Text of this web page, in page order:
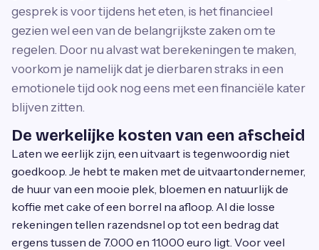
gesprek is voor tijdens het eten, is het financieel
gezien wel een van de belangrijkste zaken om te
regelen. Door nu alvast wat berekeningen te maken,
voorkom je namelijk dat je dierbaren straks in een
emotionele tijd ook nog eens met een financiële kater
blijven zitten.
De werkelijke kosten van een afscheid
Laten we eerlijk zijn, een uitvaart is tegenwoordig niet
goedkoop. Je hebt te maken met de uitvaartondernemer,
de huur van een mooie plek, bloemen en natuurlijk de
koffie met cake of een borrel na afloop. Al die losse
rekeningen tellen razendsnel op tot een bedrag dat
ergens tussen de 7.000 en 11.000 euro ligt. Voor veel